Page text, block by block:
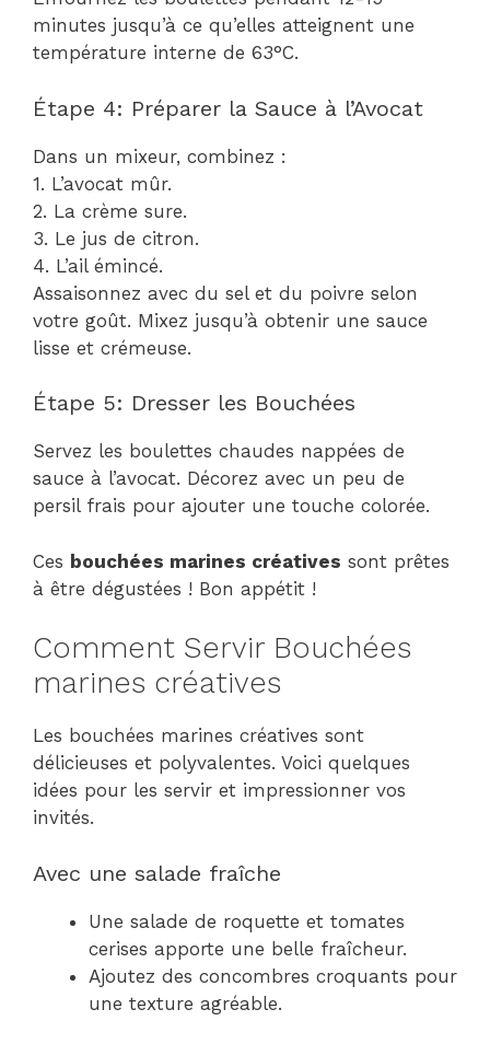
minutes jusqu’à ce qu’elles atteignent une
température interne de 63°C.
Étape 4: Préparer la Sauce à l’Avocat
Dans un mixeur, combinez :
1. L’avocat mûr.
2. La crème sure.
3. Le jus de citron.
4. L’ail émincé.
Assaisonnez avec du sel et du poivre selon
votre goût. Mixez jusqu’à obtenir une sauce
lisse et crémeuse.
Étape 5: Dresser les Bouchées
Servez les boulettes chaudes nappées de
sauce à l’avocat. Décorez avec un peu de
persil frais pour ajouter une touche colorée.
Ces bouchées marines créatives sont prêtes
à être dégustées ! Bon appétit !
Comment Servir Bouchées
marines créatives
Les bouchées marines créatives sont
délicieuses et polyvalentes. Voici quelques
idées pour les servir et impressionner vos
invités.
Avec une salade fraîche
Une salade de roquette et tomates
cerises apporte une belle fraîcheur.
Ajoutez des concombres croquants pour
une texture agréable.